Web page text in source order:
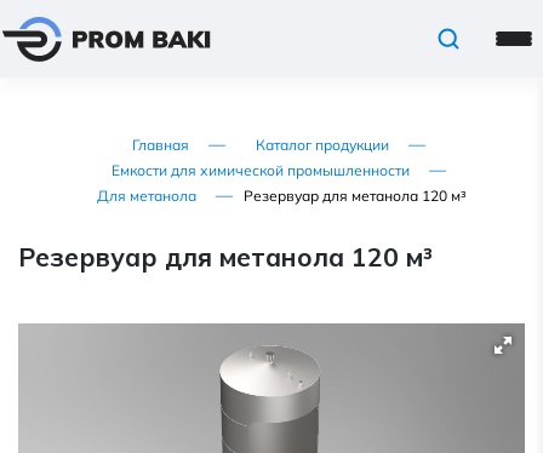
Главная
Каталог продукции
Емкости для химической промышленности
Для метанола
Резервуар для метанола 120 м³
Резервуар для метанола 120 м³